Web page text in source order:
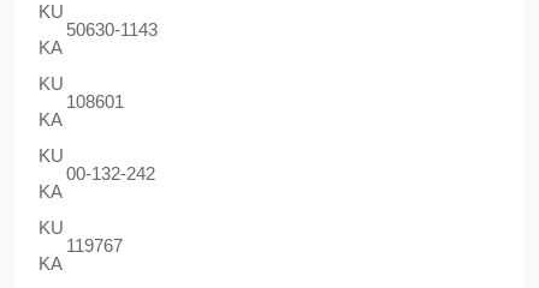
KU
KA
50630-1143
KU
KA
108601
KU
KA
00-132-242
KU
KA
119767